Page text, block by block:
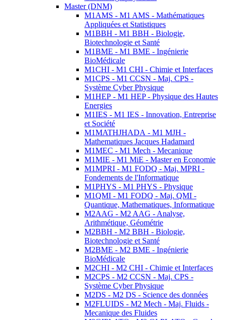
Master (DNM)
M1AMS - M1 AMS - Mathématiques
Appliquées et Statistiques
M1BBH - M1 BBH - Biologie,
Biotechnologie et Santé
M1BME - M1 BME - Ingénierie
BioMédicale
M1CHI - M1 CHI - Chimie et Interfaces
M1CPS - M1 CCSN - Maj. CPS -
Système Cyber Physique
M1HEP - M1 HEP - Physique des Hautes
Energies
M1IES - M1 IES - Innovation, Entreprise
et Société
M1MATHJHADA - M1 MJH -
Mathematiques Jacques Hadamard
M1MEC - M1 Mech - Mecanique
M1MIE - M1 MiE - Master en Economie
M1MPRI - M1 FODQ - Maj. MPRI -
Fondements de l'Informatique
M1PHYS - M1 PHYS - Physique
M1QMI - M1 FODQ - Maj. QMI -
Quantique, Mathematiques, Informatique
M2AAG - M2 AAG - Analyse,
Arithmétique, Géométrie
M2BBH - M2 BBH - Biologie,
Biotechnologie et Santé
M2BME - M2 BME - Ingénierie
BioMédicale
M2CHI - M2 CHI - Chimie et Interfaces
M2CPS - M2 CCSN - Maj. CPS -
Système Cyber Physique
M2DS - M2 DS - Science des données
M2FLUIDS - M2 Mech - Maj. Fluids -
Mecanique des Fluides